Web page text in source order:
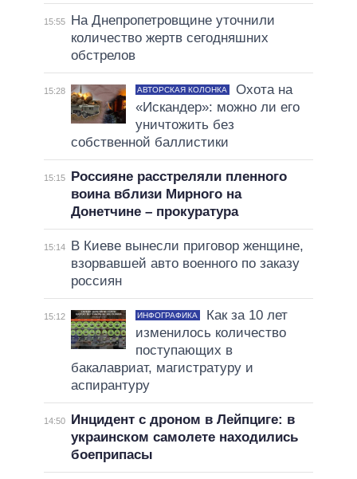
15:55
На Днепропетровщине уточнили
количество жертв сегодняшних
обстрелов
15:28 АВТОРСКАЯ КОЛОНКА
Охота на
«Искандер»: можно ли его
уничтожить без
собственной баллистики
15:15
Россияне расстреляли пленного
воина вблизи Мирного на
Донетчине – прокуратура
15:14
В Киеве вынесли приговор женщине,
взорвавшей авто военного по заказу
россиян
15:12 ИНФОГРАФИКА
Как за 10 лет
изменилось количество
поступающих в
бакалавриат, магистратуру и
аспирантуру
14:50
Инцидент с дроном в Лейпциге: в
украинском самолете находились
боеприпасы